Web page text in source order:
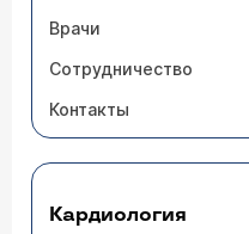
Врачи
Сотрудничество
Контакты
Кардиология